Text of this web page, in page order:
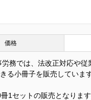
価格
務では、法改正対応や
る小冊子を販売しています
1セットの販売となりま